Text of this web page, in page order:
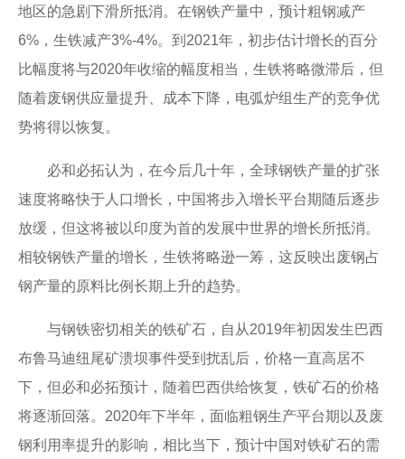
地区的急剧下滑所抵消。在钢铁产量中，预计粗钢减产
6%，生铁减产3%-4%。到2021年，初步估计增长的百分
比幅度将与2020年收缩的幅度相当，生铁将略微滞后，但
随着废钢供应量提升、成本下降，电弧炉组生产的竞争优
势将得以恢复。
必和必拓认为，在今后几十年，全球钢铁产量的扩张
速度将略快于人口增长，中国将步入增长平台期随后逐步
放缓，但这将被以印度为首的发展中世界的增长所抵消。
相较钢铁产量的增长，生铁将略逊一筹，这反映出废钢占
钢产量的原料比例长期上升的趋势。
与钢铁密切相关的铁矿石，自从2019年初因发生巴西
布鲁马迪纽尾矿溃坝事件受到扰乱后，价格一直高居不
下，但必和必拓预计，随着巴西供给恢复，铁矿石的价格
将逐渐回落。2020年下半年，面临粗钢生产平台期以及废
钢利用率提升的影响，相比当下，预计中国对铁矿石的需